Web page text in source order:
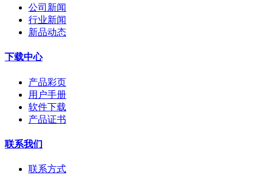
公司新闻
行业新闻
新品动态
下载中心
产品彩页
用户手册
软件下载
产品证书
联系我们
联系方式